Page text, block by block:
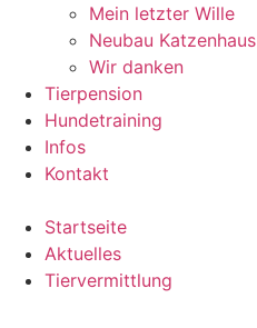
Mein letzter Wille
Neubau Katzenhaus
Wir danken
Tierpension
Hundetraining
Infos
Kontakt
Startseite
Aktuelles
Tiervermittlung